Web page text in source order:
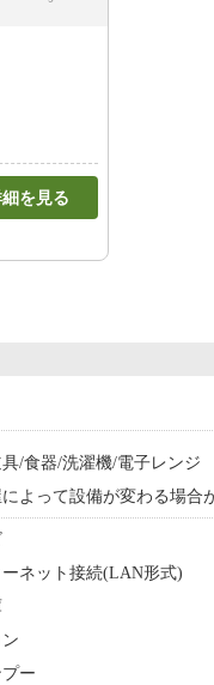
を見る
/食器/洗濯機/電子レンジ
よって設備が変わる場合
ーネット接続(LAN形式)
ー